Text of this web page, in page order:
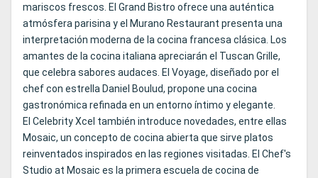
mariscos frescos. El Grand Bistro ofrece una auténtica
atmósfera parisina y el Murano Restaurant presenta una
interpretación moderna de la cocina francesa clásica. Los
amantes de la cocina italiana apreciarán el Tuscan Grille,
que celebra sabores audaces. El Voyage, diseñado por el
chef con estrella Daniel Boulud, propone una cocina
gastronómica refinada en un entorno íntimo y elegante.
El Celebrity Xcel también introduce novedades, entre ellas
Mosaic, un concepto de cocina abierta que sirve platos
reinventados inspirados en las regiones visitadas. El Chef's
Studio at Mosaic es la primera escuela de cocina de